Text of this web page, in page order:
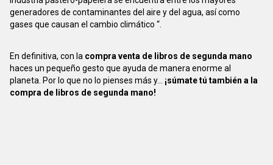
generadores de contaminantes del aire y del agua, así como
gases que causan el cambio climático “.
En definitiva, con la compra venta de libros de segunda mano
haces un pequeño gesto que ayuda de manera enorme al
planeta. Por lo que no lo pienses más y... ¡súmate tú también a la
compra de libros de segunda mano!